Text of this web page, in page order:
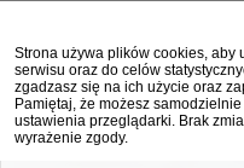
Strona używa plików cookies, aby
serwisu oraz do celów
zgadzasz się na ich użycie oraz
Pamiętaj, że możesz
ustawienia przeglądarki. Brak
wyrażenie zgody.